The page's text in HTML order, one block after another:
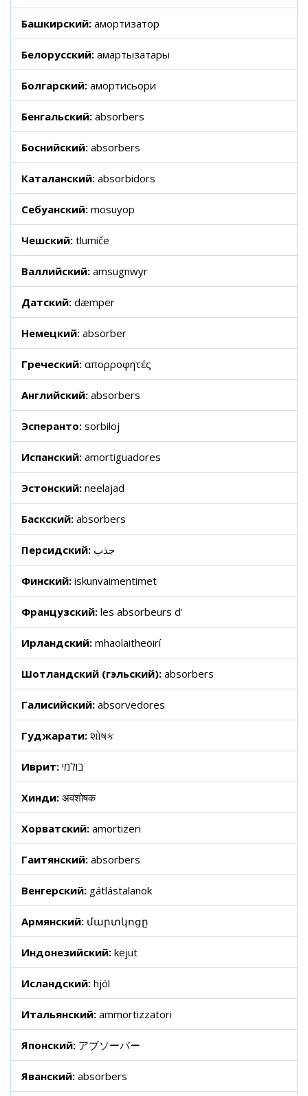
Башкирский: амортизатор
Белорусский: амартызатары
Болгарский: амортисьори
Бенгальский: absorbers
Боснийский: absorbers
Каталанский: absorbidors
Себуанский: mosuyop
Чешский: tlumiče
Валлийский: amsugnwyr
Датский: dæmper
Немецкий: absorber
Греческий: απορροφητές
Английский: absorbers
Эсперанто: sorbiloj
Испанский: amortiguadores
Эстонский: neelajad
Баскский: absorbers
Персидский: جذب
Финский: iskunvaimentimet
Французский: les absorbeurs d'
Ирландский: mhaolaitheoirí
Шотландский (гэльский): absorbers
Галисийский: absorvedores
Гуджарати: શોષક
Иврит: בולמי
Хинди: अवशोषक
Хорватский: amortizeri
Гаитянский: absorbers
Венгерский: gátlástalanok
Армянский: մարտկոցը
Индонезийский: kejut
Исландский: hjól
Итальянский: ammortizzatori
Японский: アブソーバー
Яванский: absorbers